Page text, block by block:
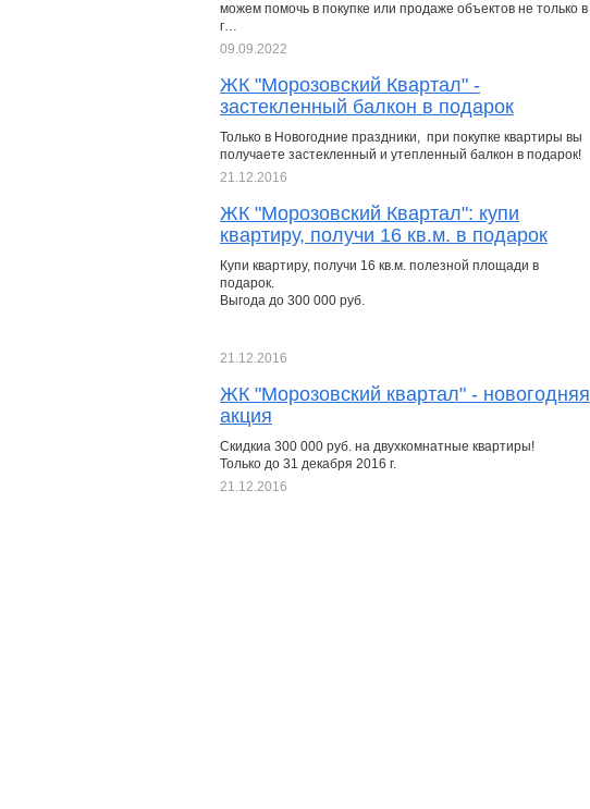
можем помочь в покупке или продаже объектов не только в
г…
09.09.2022
ЖК "Морозовский Квартал" -
застекленный балкон в подарок
Только в Новогодние праздники, при покупке квартиры вы
получаете застекленный и утепленный балкон в подарок!
21.12.2016
ЖК "Морозовский Квартал": купи
квартиру, получи 16 кв.м. в подарок
Купи квартиру, получи 16 кв.м. полезной площади в
подарок.
Выгода до 300 000 руб.
21.12.2016
ЖК "Морозовский квартал" - новогодняя
акция
Скидкиа 300 000 руб. на двухкомнатные квартиры!
Только до 31 декабря 2016 г.
21.12.2016